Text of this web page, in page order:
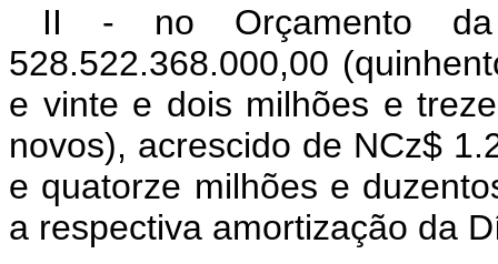
II - no Orçamento da
528.522.368.000,00
e vinte e dois milhões e
novos), acrescido de NCz$
e quatorze milhões e
a respectiva amortização da